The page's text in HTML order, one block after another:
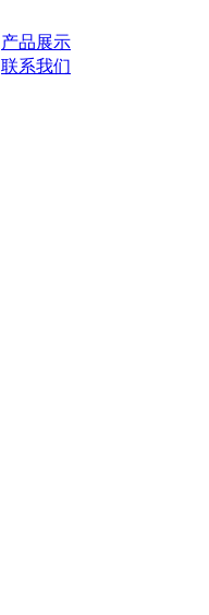
产品展示
联系我们